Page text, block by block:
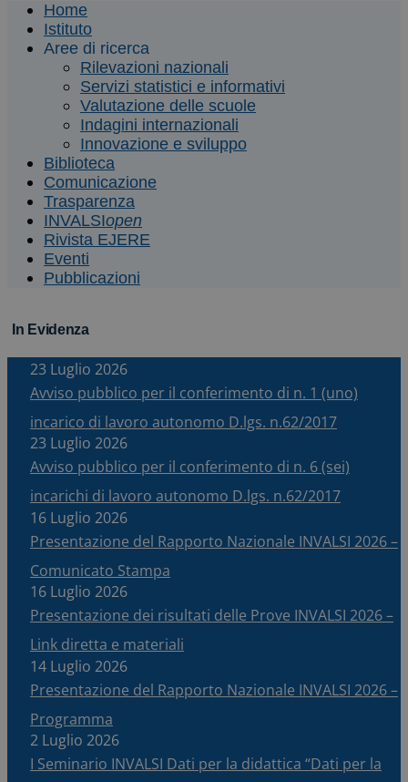
Home
Istituto
Aree di ricerca
Rilevazioni nazionali
Servizi statistici e informativi
Valutazione delle scuole
Indagini internazionali
Innovazione e sviluppo
Biblioteca
Comunicazione
Trasparenza
INVALSIopen
Rivista EJERE
Eventi
Pubblicazioni
In Evidenza
23 Luglio 2026
Avviso pubblico per il conferimento di n. 1 (uno)
incarico di lavoro autonomo D.lgs. n.62/2017
23 Luglio 2026
Avviso pubblico per il conferimento di n. 6 (sei)
incarichi di lavoro autonomo D.lgs. n.62/2017
16 Luglio 2026
Presentazione del Rapporto Nazionale INVALSI 2026 –
Comunicato Stampa
16 Luglio 2026
Presentazione dei risultati delle Prove INVALSI 2026 –
Link diretta e materiali
14 Luglio 2026
Presentazione del Rapporto Nazionale INVALSI 2026 –
Programma
2 Luglio 2026
I Seminario INVALSI Dati per la didattica “Dati per la